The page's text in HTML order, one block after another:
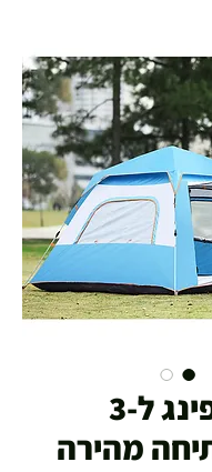
אוהל קמפינג ל-3
מהירה